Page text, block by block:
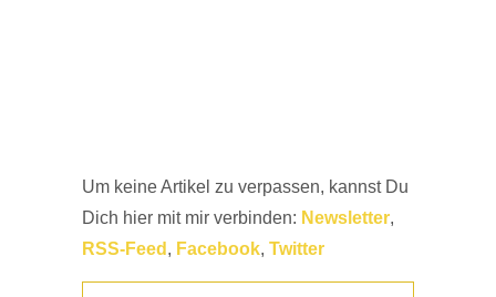
Um keine Artikel zu verpassen, kannst Du
Dich hier mit mir verbinden: Newsletter,
RSS-Feed , Facebook, Twitter